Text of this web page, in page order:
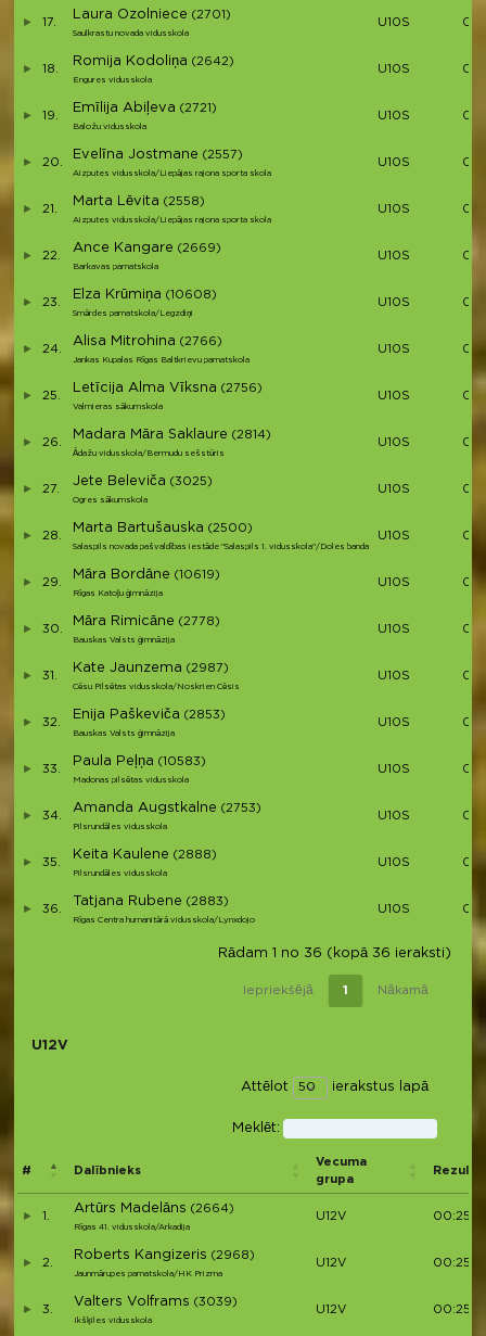
17.
Laura Ozolniece (2701)
Saulkrastu novada vidusskola
U10S
18.
Romija Kodoliņa (2642)
Engures vidusskola
U10S
19.
Emīlija Abiļeva (2721)
Baložu vidusskola
U10S
20.
Evelīna Jostmane (2557)
Aizputes vidusskola/Liepājas rajona sporta skola
U10S
21.
Marta Lēvita (2558)
Aizputes vidusskola/Liepājas rajona sporta skola
U10S
22.
Ance Kangare (2669)
Barkavas pamatskola
U10S
23.
Elza Krūmiņa (10608)
Smārdes pamatskola/Legzdiņi
U10S
24.
Alisa Mitrohina (2766)
Jankas Kupalas Rīgas Baltkrievu pamatskola
U10S
25.
Letīcija Alma Vīksna (2756)
Valmieras sākumskola
U10S
26.
Madara Māra Saklaure (2814)
Ādažu vidusskola/Bermudu sešstūris
U10S
27.
Jete Beleviča (3025)
Ogres sākumskola
U10S
28.
Marta Bartušauska (2500)
Salaspils novada pašvaldības iestāde "Salaspils 1. vidusskola"/Doles banda
U10S
29.
Māra Bordāne (10619)
Rīgas Katoļu ģimnāzija
U10S
30.
Māra Rimicāne (2778)
Bauskas Valsts ģimnāzija
U10S
31.
Kate Jaunzema (2987)
Cēsu Pilsētas vidusskola/Noskrien Cēsis
U10S
32.
Enija Paškeviča (2853)
Bauskas Valsts ģimnāzija
U10S
33.
Paula Peļņa (10583)
Madonas pilsētas vidusskola
U10S
34.
Amanda Augstkalne (2753)
Pilsrundāles vidusskola
U10S
35.
Keita Kaulene (2888)
Pilsrundāles vidusskola
U10S
36.
Tatjana Rubene (2883)
Rīgas Centra humanitārā vidusskola/Lynxdojo
U10S
Rādam 1 no 36 (kopā 36 ieraksti)
Iepriekšējā 1 Nākamā
U12V
Attēlot ierakstus lapā
Meklēt:
# Dalībnieks
Vecuma
grupa
1.
Artūrs Madelāns (2664)
Rīgas 41. vidusskola/Arkadija
U12V 00:25:11
2.
Roberts Kangizeris (2968)
Jaunmārupes pamatskola/HK Prizma
U12V
3.
Valters Volframs (3039)
Ikšķiles vidusskola
U12V